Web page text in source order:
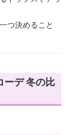
つ決めること
ーデ 冬の比